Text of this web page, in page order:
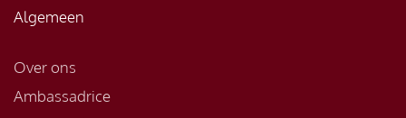
Algemeen
Over ons
Ambassadrice